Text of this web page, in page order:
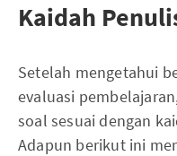
Kaidah
Setelah mengetahui
evaluasi
soal sesuai dengan
Adapun berikut ini